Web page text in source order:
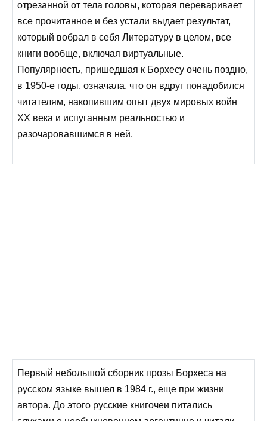
отрезанной от тела головы, которая переваривает
все прочитанное и без устали выдает результат,
который вобрал в себя Литературу в целом, все
книги вообще, включая виртуальные.
Популярность, пришедшая к Борхесу очень поздно,
в 1950-е годы, означала, что он вдруг понадобился
читателям, накопившим опыт двух мировых войн
ХХ века и испуганным реальностью и
разочаровавшимся в ней.
Первый небольшой сборник прозы Борхеса на
русском языке вышел в 1984 г., еще при жизни
автора. До этого русские книгочеи питались